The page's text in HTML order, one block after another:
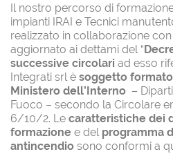
Il nostro percorso di
impianti IRAI e Tecnici
realizzato in collaborazione con
aggiornato ai dettami del “
successive circolari ad esso
Integrati srl è soggetto
Ministero dell’Interno –
Fuoco – secondo la Circolare
6/10/2. Le caratteristiche dei
formazione e del programma
antincendio sono conformi a